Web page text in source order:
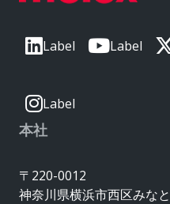
Label Label
Label
本社
〒220-0012
神奈川県横浜市西区みな